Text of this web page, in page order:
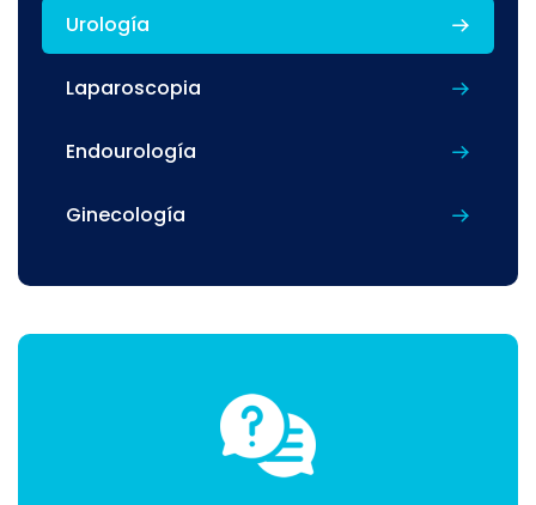
Urología
Laparoscopia
Endourología
Ginecología